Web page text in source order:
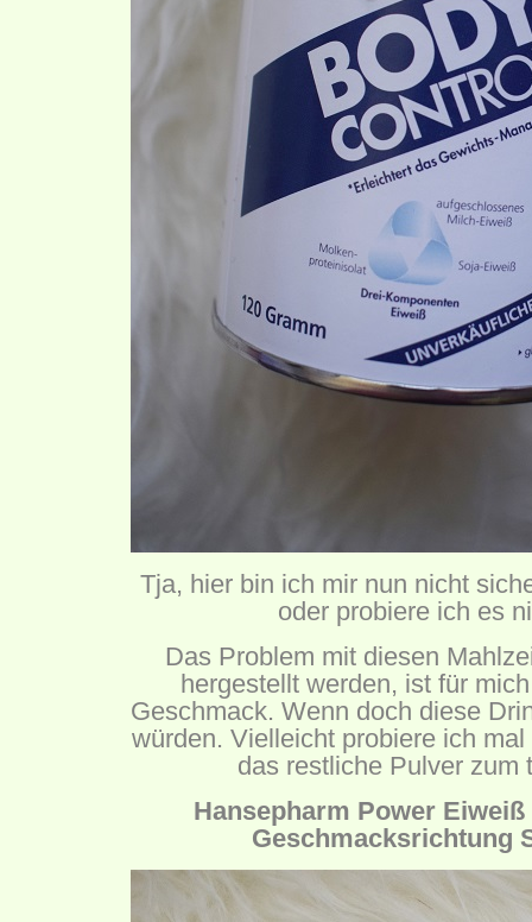
Tja, hier bin ich mir nun nicht
oder probiere ich es
Das Problem mit diesen
hergestellt werden, ist für
Geschmack. Wenn doch diese
würden. Vielleicht probiere ich
das restliche Pulver zum
Hansepharm Power
Geschmacksrichtung